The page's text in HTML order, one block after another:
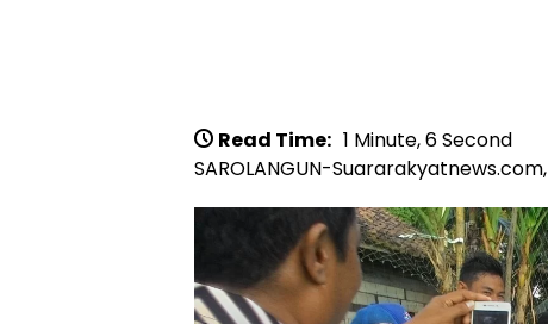
Read Time: 1 Minute, 6 Second
SAROLANGUN-Suararakyatnews.com,